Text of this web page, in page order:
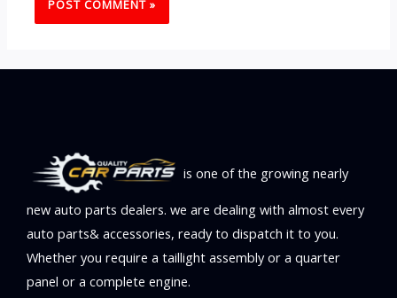
is one of the growing nearly
new auto parts dealers. we are dealing with almost every
auto parts& accessories, ready to dispatch it to you.
Whether you require a taillight assembly or a quarter
panel or a complete engine.